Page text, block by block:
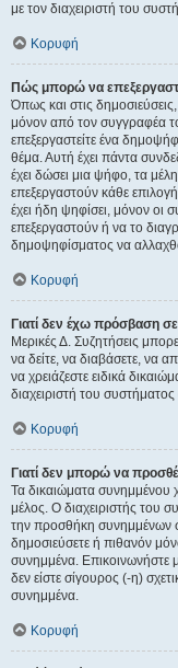
με τον διαχειριστή του
Κορυφή
Πώς μπορώ να
Όπως και στις
μόνον από τον συγγραφέα
επεξεργαστείτε ένα
θέμα. Αυτή έχει πάντα
έχει δώσει μια ψήφο, τα
επεξεργαστούν κάθε
έχει ήδη ψηφίσει, μόνον οι
επεξεργαστούν ή να το
δημοψηφίσματος να
Κορυφή
Γιατί δεν έχω πρόσβαση
Μερικές Δ. Συζητήσεις
να δείτε, να διαβάσετε, να
να χρειάζεστε ειδικά
διαχειριστή του
Κορυφή
Γιατί δεν μπορώ να
Τα δικαιώματα
μέλος. Ο διαχειριστής του
την προσθήκη συνημμένων
δημοσιεύσετε ή πιθανόν
συνημμένα. Επικοινωνήστε
δεν είστε σίγουρος (-η)
συνημμένα.
Κορυφή